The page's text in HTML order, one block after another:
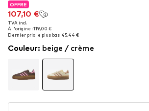
OFFRE
107,10 €
TVA incl.
À l'origine : 119,00 €
Dernier prix le plus bas :45,44 €
OFFRE
107,10 €
TVA incl.
À l'origine : 119,00 €
Dernier prix le plus bas :45,44 €
Couleur: beige / crème